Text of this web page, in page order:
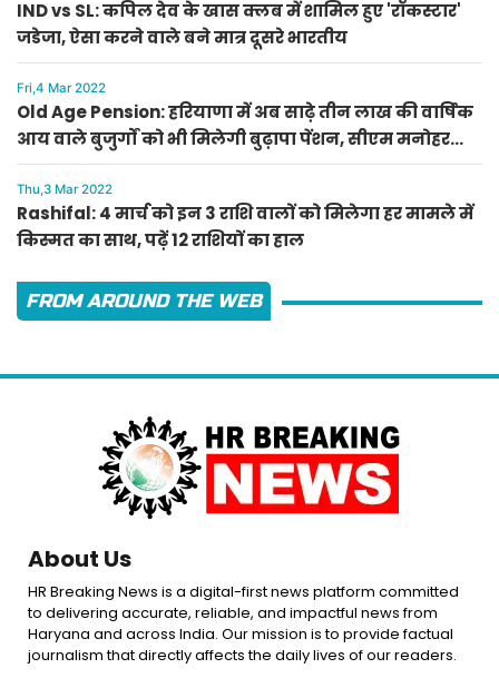
IND vs SL: कपिल देव के खास क्लब में शामिल हुए 'रॉकस्टार'
जडेजा, ऐसा करने वाले बने मात्र दूसरे भारतीय
Fri,4 Mar 2022
Old Age Pension: हरियाणा में अब साढ़े तीन लाख की वार्षिक
आय वाले बुजुर्गों को भी मिलेगी बुढ़ापा पेंशन, सीएम मनोहर
लाल का ऐलान
Thu,3 Mar 2022
Rashifal: 4 मार्च को इन 3 राशि वालों को मिलेगा हर मामले में
किस्मत का साथ, पढ़ें 12 राशियों का हाल
FROM AROUND THE WEB
About Us
HR Breaking News is a digital-first news platform committed
to delivering accurate, reliable, and impactful news from
Haryana and across India. Our mission is to provide factual
journalism that directly affects the daily lives of our readers.